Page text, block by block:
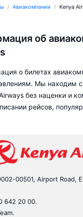
Авиакомпании Kenya
об
о билетах
Мы находим
без наценки и
рейсов,
00501, Airport Road,
642 20 00.